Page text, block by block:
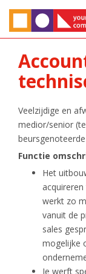
Veelzijdige en
medior/senior
Functie
Het
werkt zo
vanuit de
sales
mogelijke
Je werft